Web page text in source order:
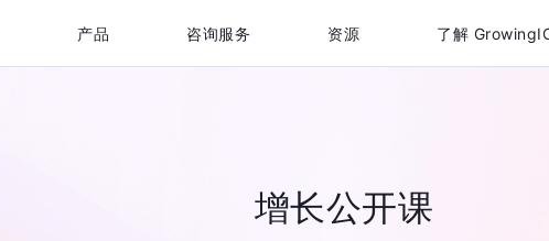
产品 咨询服务 资源 了解
增长公开课